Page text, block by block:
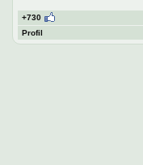
+730
Profil